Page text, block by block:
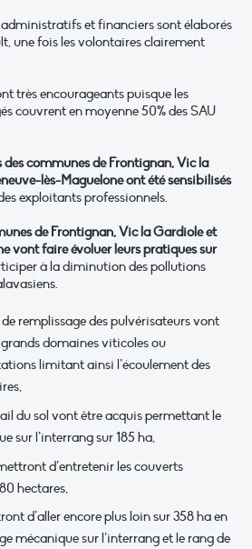
administratifs et financiers sont élaborés
une fois les volontaires clairement
très encourageants puisque les
couvrent en moyenne 50% des SAU
communes de Frontignan, Vic la
lès-Maguelone ont été sensibilisés
exploitants professionnels.
de Frontignan, Vic la Gardiole et
vont faire évoluer leurs pratiques sur
à la diminution des pollutions
remplissage des pulvérisateurs vont
domaines viticoles ou
limitant ainsi l’écoulement des
du sol vont être acquis permettant le
sur l’interrang sur 185 ha,
d’entretenir les couverts
hectares,
d’aller encore plus loin sur 358 ha en
mécanique sur l’interrang et le rang de